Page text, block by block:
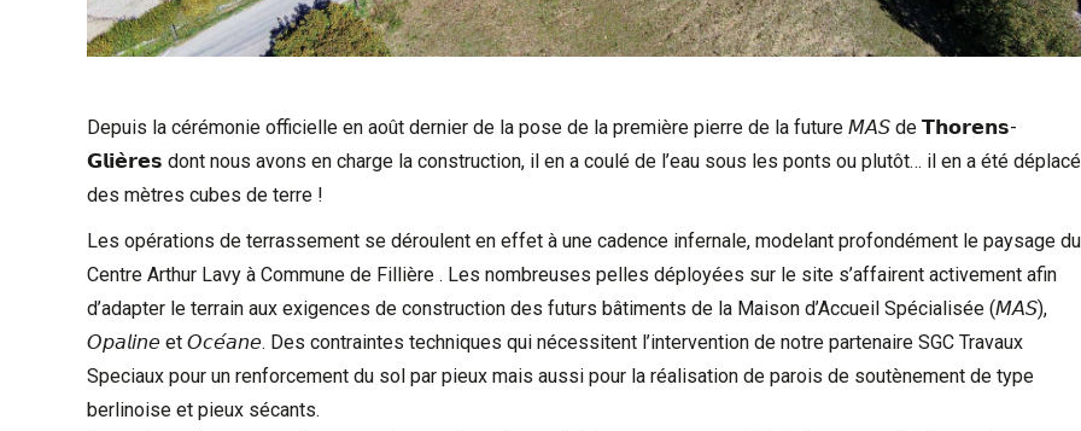
Depuis la cérémonie officielle en août dernier de la pose de la première pierre de la future 𝘔𝘈𝘚 de 𝗧𝗵𝗼𝗿𝗲𝗻𝘀-
𝗚𝗹𝗶𝗲̀𝗿𝗲𝘀 dont nous avons en charge la construction, il en a coulé de l’eau sous les ponts ou plutôt… il en a été déplacé
des mètres cubes de terre !
Les opérations de terrassement se déroulent en effet à une cadence infernale, modelant profondément le paysage du
Centre Arthur Lavy à Commune de Fillière . Les nombreuses pelles déployées sur le site s’affairent activement afin
d’adapter le terrain aux exigences de construction des futurs bâtiments de la Maison d’Accueil Spécialisée (𝘔𝘈𝘚),
𝘖𝘱𝘢𝘭𝘪𝘯𝘦 et 𝘖𝘤𝘦́𝘢𝘯𝘦. Des contraintes techniques qui nécessitent l’intervention de notre partenaire SGC Travaux
Speciaux pour un renforcement du sol par pieux mais aussi pour la réalisation de parois de soutènement de type
berlinoise et pieux sécants.